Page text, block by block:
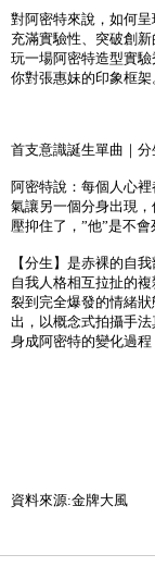
對阿密特來說，如何
充滿實驗性、突破創
玩一場阿密特造型實
你對張惠妹的印象框架
首支意識誕生單曲｜分
阿密特說：每個人心
氣讓另一個分身出現
壓抑住了，”他”是不會
【分生】是赤裸的自
自我人格相互拉扯的
裂到完全爆發的情緒
出，以概念式拍攝手
身成阿密特的變化過
資料來源:金牌大風